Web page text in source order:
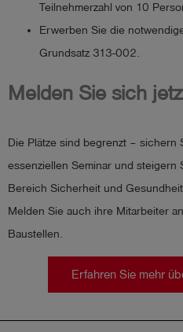
Teilnehmerzahl von 10
Erwerben Sie die
Grundsatz 313-002.
Melden Sie sich
Die Plätze sind begrenzt – sichern
essenziellen Seminar und steigern
Bereich Sicherheit und
Melden Sie auch ihre Mitarbeiter
Baustellen.
Erfahren Sie mehr